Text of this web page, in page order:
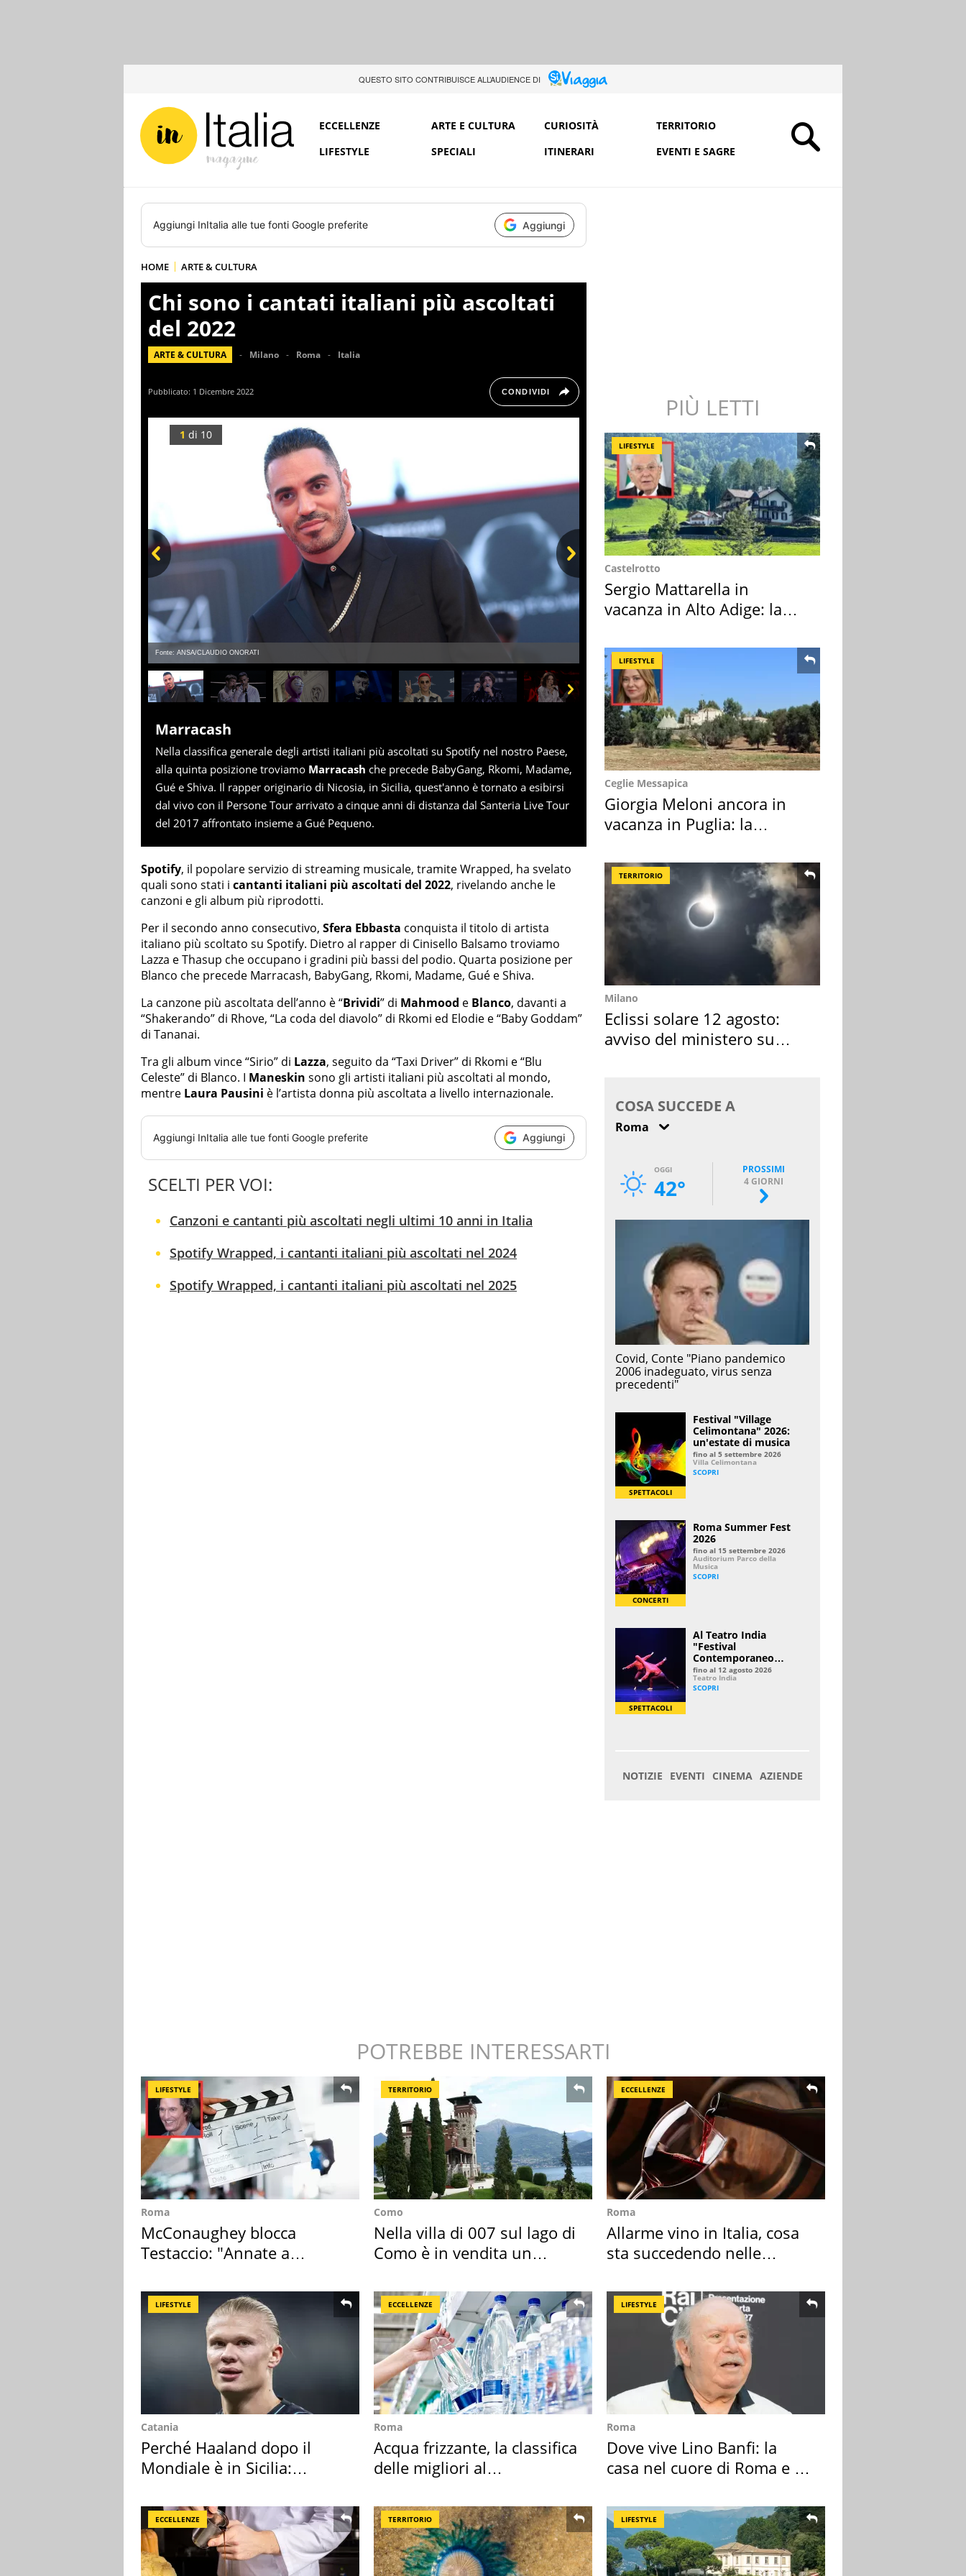
QUESTO SITO CONTRIBUISCE ALL’AUDIENCE DI
ECCELLENZE ARTE E CULTURA CURIOSITÀ
TERRITORIO
LIFESTYLE
SPECIALI ITINERARI EVENTI E SAGRE
Aggiungi InItalia alle tue fonti Google preferite Aggiungi
HOME ARTE & CULTURA
Chi sono i cantati italiani più ascoltati
del 2022
ARTE & CULTURA Milano Roma Italia
Pubblicato: 1 Dicembre 2022 CONDIVIDI
Fonte: ANSA/CLAUDIO ONORATI
Next
1 di 10
Marracash
Nella classifica generale degli artisti italiani più ascoltati su Spotify nel nostro Paese,
alla quinta posizione troviamo Marracash che precede BabyGang, Rkomi, Madame,
Gué e Shiva. Il rapper originario di Nicosia, in Sicilia, quest'anno è tornato a esibirsi
dal vivo con il Persone Tour arrivato a cinque anni di distanza dal Santeria Live Tour
del 2017 affrontato insieme a Gué Pequeno.
Spotify, il popolare servizio di streaming musicale, tramite Wrapped, ha svelato
quali sono stati i cantanti italiani più ascoltati del 2022, rivelando anche le
canzoni e gli album più riprodotti.
Per il secondo anno consecutivo, Sfera Ebbasta conquista il titolo di artista
italiano più scoltato su Spotify. Dietro al rapper di Cinisello Balsamo troviamo
Lazza e Thasup che occupano i gradini più bassi del podio. Quarta posizione per
Blanco che precede Marracash, BabyGang, Rkomi, Madame, Gué e Shiva.
La canzone più ascoltata dell’anno è “Brividi” di Mahmood e Blanco, davanti a
“Shakerando” di Rhove, “La coda del diavolo” di Rkomi ed Elodie e “Baby Goddam”
di Tananai.
Tra gli album vince “Sirio” di Lazza, seguito da “Taxi Driver” di Rkomi e “Blu
Celeste” di Blanco. I Maneskin sono gli artisti italiani più ascoltati al mondo,
mentre Laura Pausini è l’artista donna più ascoltata a livello internazionale.
Aggiungi InItalia alle tue fonti Google preferite Aggiungi
SCELTI PER VOI:
Canzoni e cantanti più ascoltati negli ultimi 10 anni in Italia
Spotify Wrapped, i cantanti italiani più ascoltati nel 2024
Spotify Wrapped, i cantanti italiani più ascoltati nel 2025
PIÙ LETTI
LIFESTYLE
Castelrotto
Sergio Mattarella in
vacanza in Alto Adige: la
LIFESTYLE
Ceglie Messapica
Giorgia Meloni ancora in
vacanza in Puglia: la
TERRITORIO
Milano
Eclissi solare 12 agosto:
avviso del ministero su
POTREBBE INTERESSARTI
LIFESTYLE
Roma
McConaughey blocca
Testaccio: "Annate a
TERRITORIO
Como
Nella villa di 007 sul lago di
Como è in vendita un
ECCELLENZE
Roma
Allarme vino in Italia, cosa
sta succedendo nelle
LIFESTYLE
Catania
Perché Haaland dopo il
Mondiale è in Sicilia:
ECCELLENZE
Roma
Acqua frizzante, la classifica
delle migliori al
LIFESTYLE
Roma
Dove vive Lino Banfi: la
casa nel cuore di Roma e i
ECCELLENZE TERRITORIO LIFESTYLE